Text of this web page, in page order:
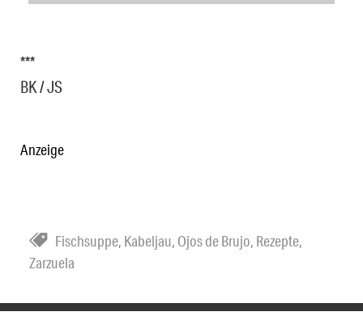
***
BK / JS
Anzeige
Fischsuppe, Kabeljau, Ojos de Brujo, Rezepte,
Zarzuela